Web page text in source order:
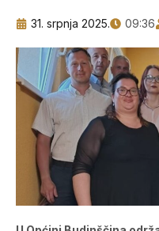
31. srpnja 2025. 09:36